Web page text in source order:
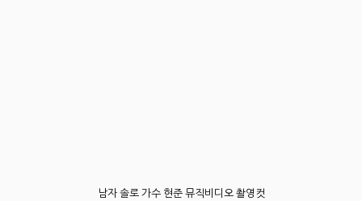
남자 솔로 가수 현준 뮤직비디오 촬영컷